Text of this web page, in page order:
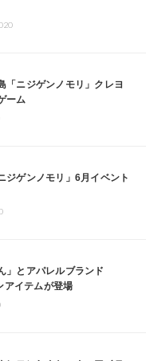
「ニジゲンノモリ」クレヨ
ーム
ジゲンノモリ」6月イベント
」とアパレルブランド
アイテムが登場